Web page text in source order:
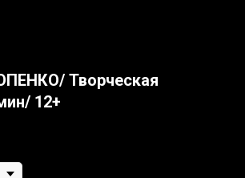
Творческая
12+